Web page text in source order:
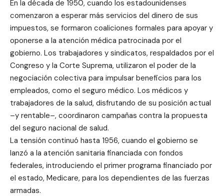
En la década de 1950, cuando los estadounidenses
comenzaron a esperar más servicios del dinero de sus
impuestos, se formaron coaliciones formales para apoyar y
oponerse a la atención médica patrocinada por el
gobierno. Los trabajadores y sindicatos, respaldados por el
Congreso y la Corte Suprema, utilizaron el poder de la
negociación colectiva para impulsar beneficios para los
empleados, como el seguro médico. Los médicos y
trabajadores de la salud, disfrutando de su posición actual
–y rentable–, coordinaron campañas contra la propuesta
del seguro nacional de salud.
La tensión continuó hasta 1956, cuando el gobierno se
lanzó a la atención sanitaria financiada con fondos
federales, introduciendo el primer programa financiado por
el estado, Medicare, para los dependientes de las fuerzas
armadas.